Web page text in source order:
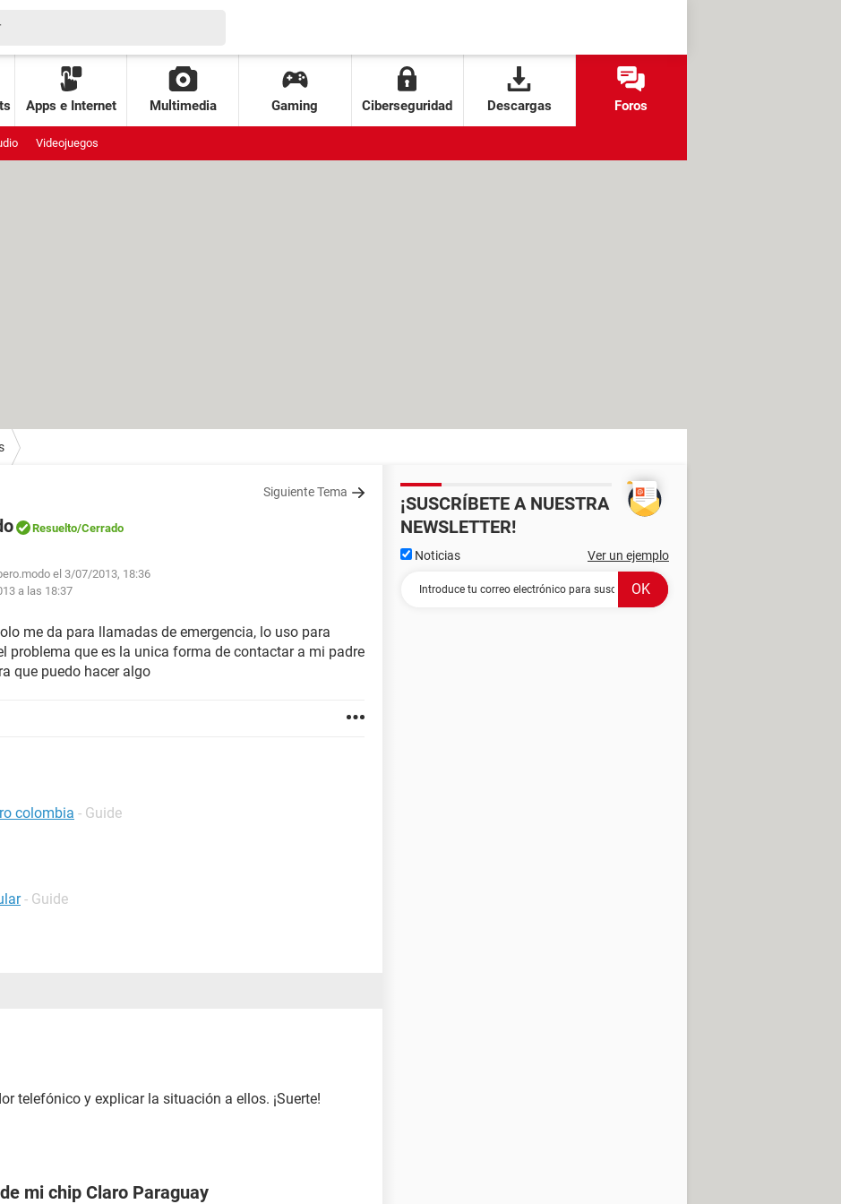
Apps e Internet Multimedia Gaming Ciberseguridad Descargas Foros
Videojuegos
Siguiente Tema
Resuelto/Cerrado
el 3/07/2013, 18:36
a las 18:37
me da para llamadas de emergencia, lo uso para
problema que es la unica forma de contactar a mi padre
que puedo hacer algo
colombia - Guide
- Guide
telefónico y explicar la situación a ellos. ¡Suerte!
mi chip Claro Paraguay
¡SUSCRÍBETE A NUESTRA
NEWSLETTER!
Noticias Ver un ejemplo